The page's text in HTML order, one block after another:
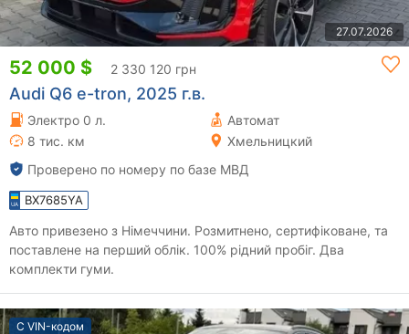
27.07.2026
52 000 $ 2 330 120 грн
Audi Q6 e-tron, 2025 г.в.
Электро 0 л.
Автомат
8 тис. км
Хмельницкий
Проверено по номеру по базе МВД
BX7685YA
Авто привезено з Німеччини. Розмитнено, сертифіковане, та
поставлене на перший облік. 100% рідний пробіг. Два
комплекти гуми.
С VIN-кодом